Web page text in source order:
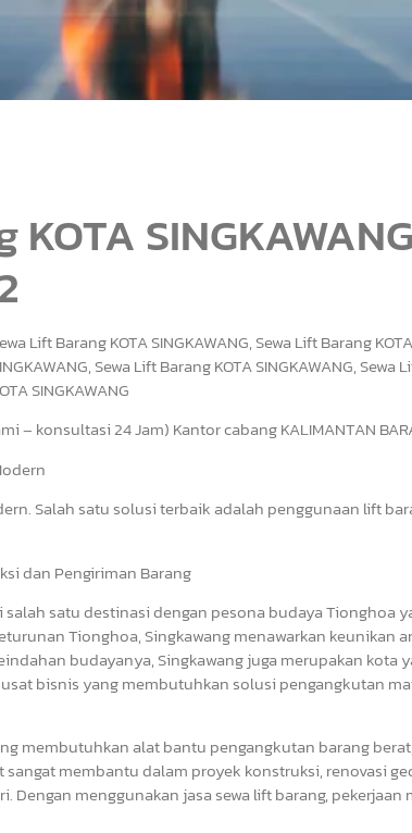
Lift Barang KOTA SINGKAWANG, Sewa Lift Barang KOTA
Sewa Lift Barang KOTA SINGKAWANG, Sewa
SINGKAWANG
– konsultasi 24 Jam) Kantor cabang KALIMANTAN
Salah satu solusi terbaik adalah penggunaan lift
dan Pengiriman Barang
satu destinasi dengan pesona budaya Tionghoa
Tionghoa, Singkawang menawarkan keunikan
budayanya, Singkawang juga merupakan kota
bisnis yang membutuhkan solusi pengangkutan
membutuhkan alat bantu pengangkutan barang
membantu dalam proyek konstruksi, renovasi
menggunakan jasa sewa lift barang, pekerjaan